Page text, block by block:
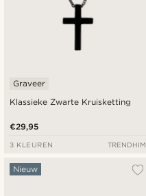
Klassieke Zwarte Kruisketting
Graveer
€29,95
3 KLEUREN TRENDHIM
Nieuw